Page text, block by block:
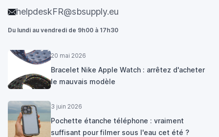
helpdeskFR@sbsupply.eu
Du lundi au vendredi de 9h00 à 17h30
20 mai 2026
Bracelet Nike Apple Watch : arrêtez d'acheter
le mauvais modèle
3 juin 2026
Pochette étanche téléphone : vraiment
suffisant pour filmer sous l'eau cet été ?